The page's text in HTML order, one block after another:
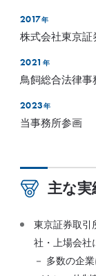
2017年
株式会社東京証
2021 年
鳥飼総合法律事
2023 年
当事務所参画
主な実
東京証券取引
社・上場会社
－ 多数の企